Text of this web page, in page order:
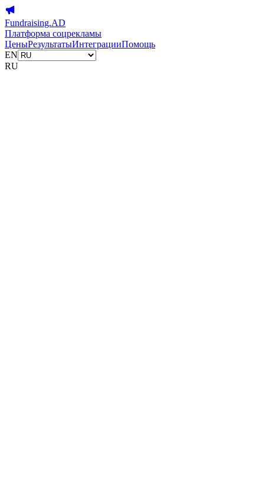
Fundraising.AD
Платформа соцрекламы
ЦеныРезультатыИнтеграцииПомощь
EN
RU